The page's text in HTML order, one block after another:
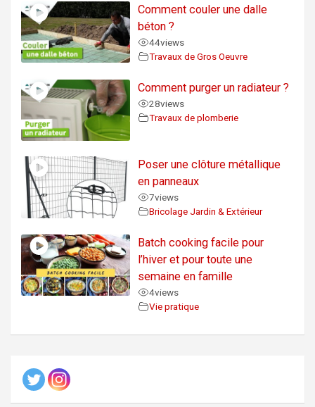
Comment couler une dalle
béton ?
44views
Travaux de Gros Oeuvre
Comment purger un radiateur ?
28views
Travaux de plomberie
Poser une clôture métallique
en panneaux
7views
Bricolage Jardin & Extérieur
Batch cooking facile pour
l’hiver et pour toute une
semaine en famille
4views
Vie pratique